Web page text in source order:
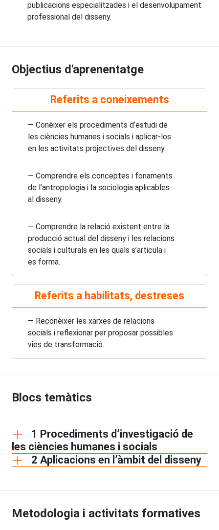
publicacions especialitzades i el desenvolupament
professional del disseny.
Objectius d'aprenentatge
Referits a coneixements
— Conèixer els procediments d’estudi de
les ciències humanes i socials i aplicar-los
en les activitats projectives del disseny.
— Comprendre els conceptes i fonaments
de l’antropologia i la sociologia aplicables
al disseny.
— Comprendre la relació existent entre la
producció actual del disseny i les relacions
socials i culturals en les quals s’articula i
es forma.
Referits a habilitats, destreses
— Reconèixer les xarxes de relacions
socials i reflexionar per proposar possibles
vies de transformació.
Blocs temàtics
1 Procediments d’investigació de
les ciències humanes i socials
2 Aplicacions en l’àmbit del disseny
Metodologia i activitats formatives